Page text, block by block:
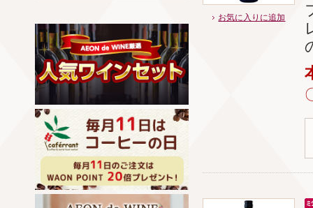
お気に入りに追加